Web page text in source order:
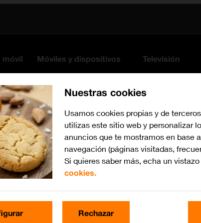
móvil Móviles y dispositivos Televisión
Nuestras cookies
Usamos cookies propias y de
utilizas este sitio web y personalizar
anuncios que te mostramos en base
navegación (páginas visitadas,
Si quieres saber más, echa un
cookies.
Rechazar